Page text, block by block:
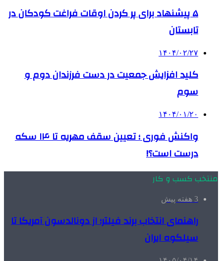
۵ پیشنهاد برای پر کردن اوقات فراغت کودکان در
تابستان
۱۴۰۴/۰۲/۲۷
کلید افزایش جمعیت در دست فرزندان دوم و
سوم
۱۴۰۴/۰۱/۲۰
واکنش فوری ؛ تعیین سقف مهریه تا ۱۴ سکه
درست است؟!
منتخب کسب و کار
3 هفته پیش
راهنمای انتخاب برند فیلتر؛ از دونالدسون آمریکا تا
سیلکوه ایران